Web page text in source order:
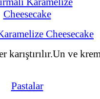
Cheesecake
karıştırılır.Un ve
Pastalar